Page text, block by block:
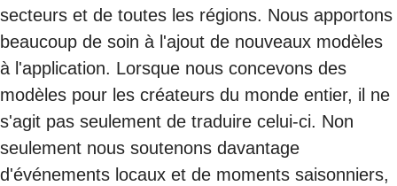
secteurs et de toutes les régions. Nous apportons
beaucoup de soin à l'ajout de nouveaux modèles
à l'application. Lorsque nous concevons des
modèles pour les créateurs du monde entier, il ne
s'agit pas seulement de traduire celui-ci. Non
seulement nous soutenons davantage
d'événements locaux et de moments saisonniers,